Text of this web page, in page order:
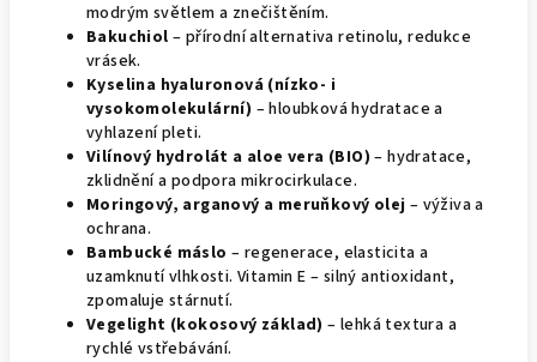
modrým světlem a znečištěním.
Bakuchiol – přírodní alternativa retinolu, redukce
vrásek.
Kyselina hyaluronová (nízko- i
vysokomolekulární) – hloubková hydratace a
vyhlazení pleti.
Vilínový hydrolát a aloe vera (BIO) – hydratace,
zklidnění a podpora mikrocirkulace.
Moringový, arganový a meruňkový olej – výživa a
ochrana.
Bambucké máslo – regenerace, elasticita a
uzamknutí vlhkosti. Vitamin E – silný antioxidant,
zpomaluje stárnutí.
Vegelight (kokosový základ) – lehká textura a
rychlé vstřebávání.